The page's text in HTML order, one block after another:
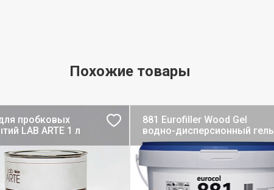
Похожие товары
пробковых
LAB ARTE 1 л
881 Eurofiller Wood Gel
водно-дисперсионный гель